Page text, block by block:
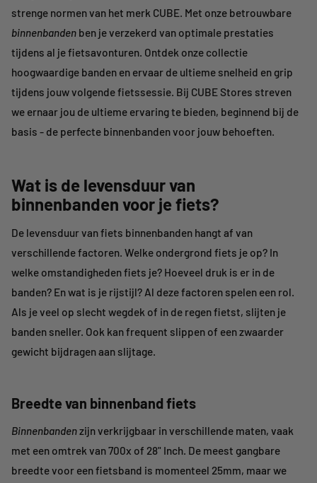
strenge normen van het merk CUBE. Met onze betrouwbare
binnenbanden ben je verzekerd van optimale prestaties
tijdens al je fietsavonturen. Ontdek onze collectie
hoogwaardige banden en ervaar de ultieme snelheid en grip
tijdens jouw volgende fietssessie. Bij CUBE Stores streven
we ernaar jou de ultieme ervaring te bieden, beginnend bij de
basis - de perfecte binnenbanden voor jouw behoeften.
Wat is de levensduur van
binnenbanden voor je fiets?
De levensduur van fiets binnenbanden hangt af van
verschillende factoren. Welke ondergrond fiets je op? In
welke omstandigheden fiets je? Hoeveel druk is er in de
banden? En wat is je rijstijl? Al deze factoren spelen een rol.
Als je veel op slecht wegdek of in de regen fietst, slijten je
banden sneller. Ook kan frequent slippen of een zwaarder
gewicht bijdragen aan slijtage.
Breedte van binnenband fiets
Binnenbandenzijn verkrijgbaar in verschillende maten, vaak
met een omtrek van 700x of 28" Inch. De meest gangbare
breedte voor een fietsband is momenteel 25mm, maar we